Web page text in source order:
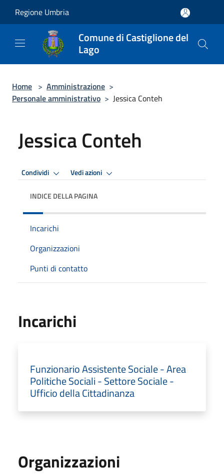
Regione Umbria
Comune di Castiglione del
Lago
Home > Amministrazione >
Personale amministrativo > Jessica Conteh
Jessica Conteh
Condividi Vedi azioni
INDICE DELLA PAGINA
Incarichi
Organizzazioni
Punti di contatto
Incarichi
Funzionario Assistente Sociale - Area
Politiche Sociali - Settore Sociale -
Ufficio della Cittadinanza
Organizzazioni